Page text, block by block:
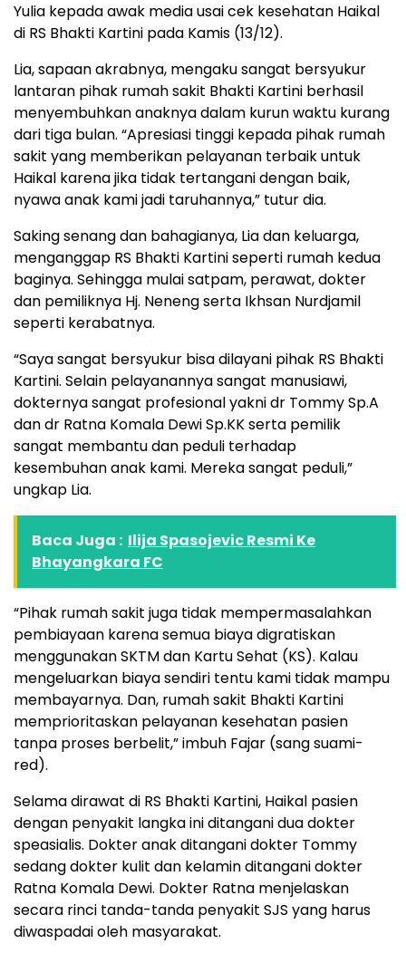
Yulia kepada awak media usai cek kesehatan Haikal
di RS Bhakti Kartini pada Kamis (13/12).
Lia, sapaan akrabnya, mengaku sangat bersyukur
lantaran pihak rumah sakit Bhakti Kartini berhasil
menyembuhkan anaknya dalam kurun waktu kurang
dari tiga bulan. “Apresiasi tinggi kepada pihak rumah
sakit yang memberikan pelayanan terbaik untuk
Haikal karena jika tidak tertangani dengan baik,
nyawa anak kami jadi taruhannya,” tutur dia.
Saking senang dan bahagianya, Lia dan keluarga,
menganggap RS Bhakti Kartini seperti rumah kedua
baginya. Sehingga mulai satpam, perawat, dokter
dan pemiliknya Hj. Neneng serta Ikhsan Nurdjamil
seperti kerabatnya.
“Saya sangat bersyukur bisa dilayani pihak RS Bhakti
Kartini. Selain pelayanannya sangat manusiawi,
dokternya sangat profesional yakni dr Tommy Sp.A
dan dr Ratna Komala Dewi Sp.KK serta pemilik
sangat membantu dan peduli terhadap
kesembuhan anak kami. Mereka sangat peduli,”
ungkap Lia.
Baca Juga : Ilija Spasojevic Resmi Ke
Bhayangkara FC
“Pihak rumah sakit juga tidak mempermasalahkan
pembiayaan karena semua biaya digratiskan
menggunakan SKTM dan Kartu Sehat (KS). Kalau
mengeluarkan biaya sendiri tentu kami tidak mampu
membayarnya. Dan, rumah sakit Bhakti Kartini
memprioritaskan pelayanan kesehatan pasien
tanpa proses berbelit,” imbuh Fajar (sang suami-
red).
Selama dirawat di RS Bhakti Kartini, Haikal pasien
dengan penyakit langka ini ditangani dua dokter
speasialis. Dokter anak ditangani dokter Tommy
sedang dokter kulit dan kelamin ditangani dokter
Ratna Komala Dewi. Dokter Ratna menjelaskan
secara rinci tanda-tanda penyakit SJS yang harus
diwaspadai oleh masyarakat.